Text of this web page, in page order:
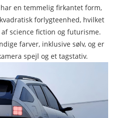
en temmelig firkantet form,
forlygteenhed, hvilket
science fiction og futurisme.
farver, inklusive sølv, og er
spejl og et tagstativ.